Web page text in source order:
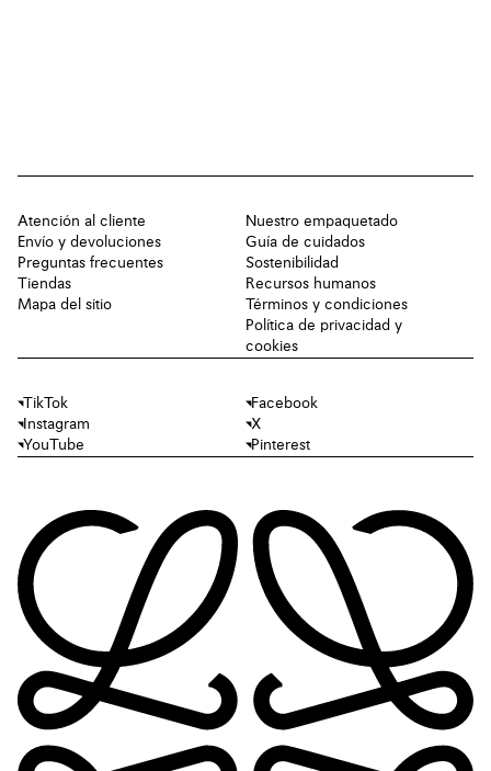
Atención al cliente
Envío y devoluciones
Preguntas frecuentes
Tiendas
Mapa del sitio
Nuestro empaquetado
Guía de cuidados
Sostenibilidad
Recursos humanos
Términos y condiciones
Política de privacidad y
cookies
TikTok
Facebook
Instagram
X
YouTube
Pinterest